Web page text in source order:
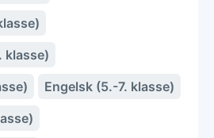
klasse)
Engelsk (5.-7. klasse)